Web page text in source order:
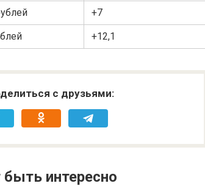
+7
+12,1
с друзьями:
интересно